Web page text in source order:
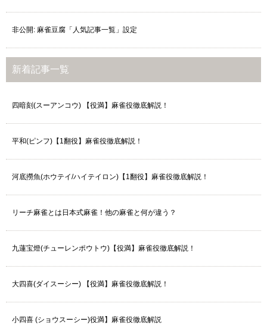
非公開: 麻雀豆腐「人気記事一覧」設定
新着記事一覧
四暗刻(スーアンコウ) 【役満】麻雀役徹底解説！
平和(ピンフ)【1翻役】麻雀役徹底解説！
河底撈魚(ホウテイ/ハイテイロン)【1翻役】麻雀役徹底解説！
リーチ麻雀とは日本式麻雀！他の麻雀と何が違う？
九蓮宝燈(チューレンポウトウ)【役満】麻雀役徹底解説！
大四喜(ダイスーシー) 【役満】麻雀役徹底解説！
小四喜 (ショウスーシー)役満】麻雀役徹底解説